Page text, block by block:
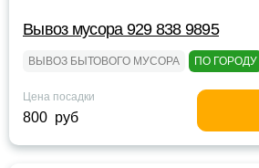
Вывоз мусора 929 838 9895
ВЫВОЗ БЫТОВОГО МУСОРА ПО ГОРОДУ
Цена посадки
800 руб